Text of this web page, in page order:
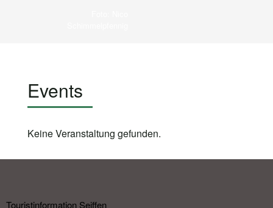
Events
Keine Veranstaltung gefunden.
Touristinformation Seiffen